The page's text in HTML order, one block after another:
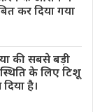
कर दिया गया
की सबसे बड़ी
के लिए टिशू
है।